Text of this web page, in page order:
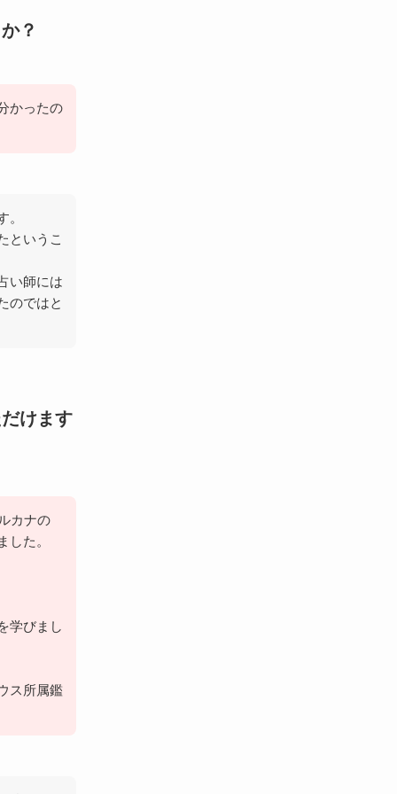
？
かったの
。
というこ
い師には
のではと
けます
カナの
た。
学びまし
ス所属鑑